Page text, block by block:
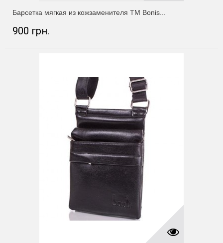
Барсетка мягкая из кожзаменителя ТМ Bonis...
900 грн.